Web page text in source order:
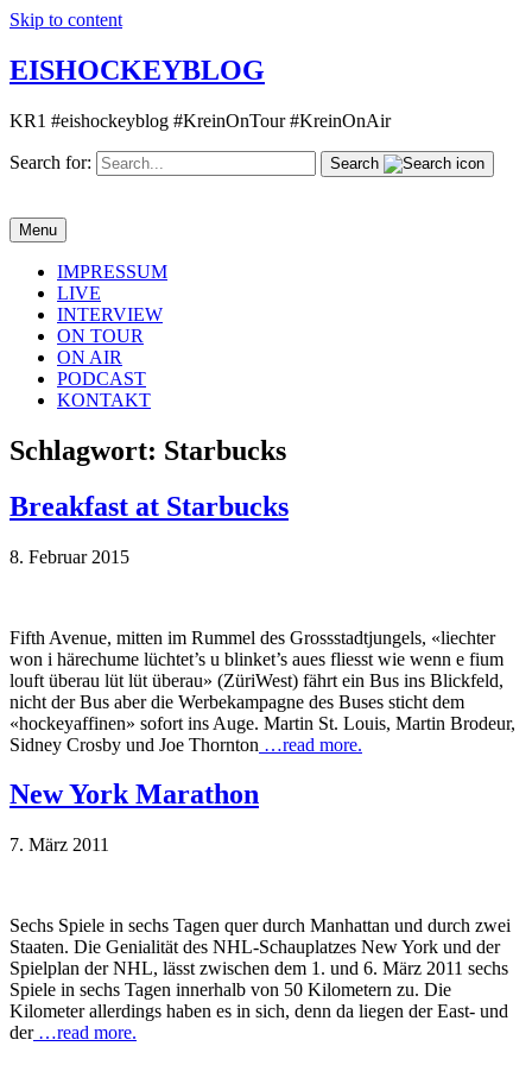
Skip to content
EISHOCKEYBLOG
KR1 #eishockeyblog #KreinOnTour #KreinOnAir
Search for: Search
Menu
IMPRESSUM
LIVE
INTERVIEW
ON TOUR
ON AIR
PODCAST
KONTAKT
Schlagwort: Starbucks
Breakfast at Starbucks
8. Februar 2015
Fifth Avenue, mitten im Rummel des Grossstadtjungels, «liechter
won i härechume lüchtet’s u blinket’s aues fliesst wie wenn e fium
louft überau lüt lüt überau» (ZüriWest) fährt ein Bus ins Blickfeld,
nicht der Bus aber die Werbekampagne des Buses sticht dem
«hockeyaffinen» sofort ins Auge. Martin St. Louis, Martin Brodeur,
Sidney Crosby und Joe Thornton …read more.
New York Marathon
7. März 2011
Sechs Spiele in sechs Tagen quer durch Manhattan und durch zwei
Staaten. Die Genialität des NHL-Schauplatzes New York und der
Spielplan der NHL, lässt zwischen dem 1. und 6. März 2011 sechs
Spiele in sechs Tagen innerhalb von 50 Kilometern zu. Die
Kilometer allerdings haben es in sich, denn da liegen der East- und
der…read more.